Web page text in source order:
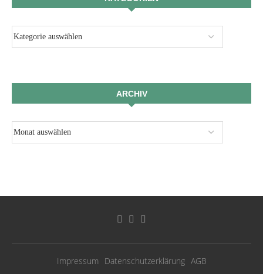
ARCHIV
Impressum Datenschutzerklärung AGB